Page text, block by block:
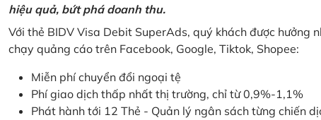
hiệu quả, bứt phá doanh thu.
Với thẻ BIDV Visa Debit SuperAds, quý khách được hưởng
chạy quảng cáo trên Facebook, Google, Tiktok, Shopee:
Miễn phí chuyển đổi ngoại tệ
Phí giao dịch thấp nhất thị trường, chỉ từ 0,9%-1,1%
Phát hành tới 12 Thẻ - Quản lý ngân sách từng chiến